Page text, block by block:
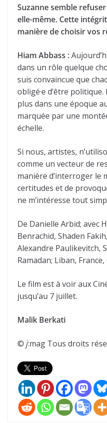
Suzanne semble
elle-même. Cette
manière de choisir vos
Hiam Abbass :
dans un rôle quelque
suis convaincue que
obligé·e d’être
plus dans une époque
marquée par une
échelle.
Si nous, artistes,
comme un vecteur de
manière d’interroger le
certitudes et de
ne m’intéresse tout
De Danielle Arbid; avec
Benrachid, Shaden
Alexandre Paulikevitch,
Ramadan; Liban,
Le film est à voir aux
jusqu’au 7 juillet.
Malik Berkati
© j:mag Tous droits